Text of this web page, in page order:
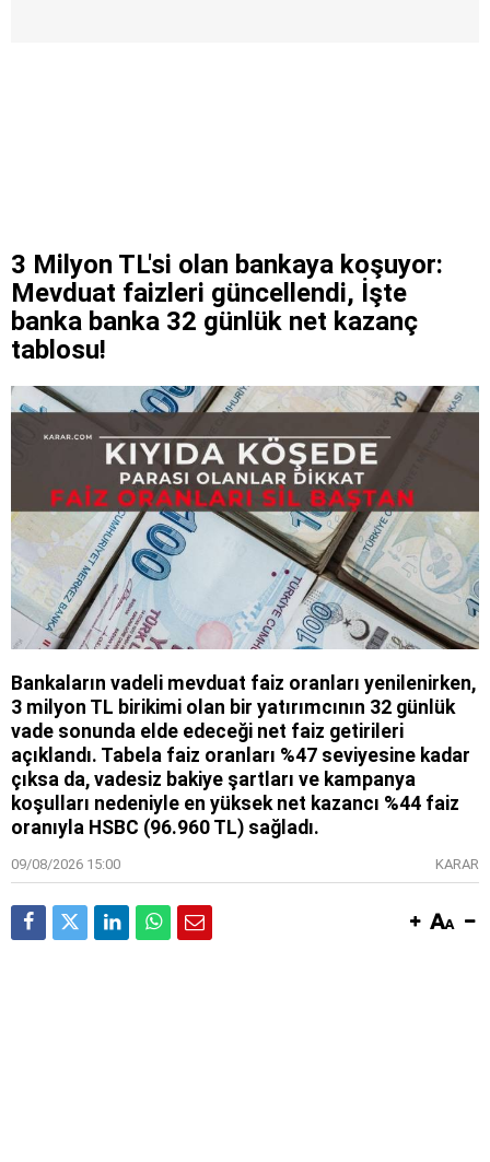
3 Milyon TL'si olan bankaya koşuyor:
Mevduat faizleri güncellendi, İşte
banka banka 32 günlük net kazanç
tablosu!
Bankaların vadeli mevduat faiz oranları yenilenirken,
3 milyon TL birikimi olan bir yatırımcının 32 günlük
vade sonunda elde edeceği net faiz getirileri
açıklandı. Tabela faiz oranları %47 seviyesine kadar
çıksa da, vadesiz bakiye şartları ve kampanya
koşulları nedeniyle en yüksek net kazancı %44 faiz
oranıyla HSBC (96.960 TL) sağladı.
09/08/2026 15:00 KARAR